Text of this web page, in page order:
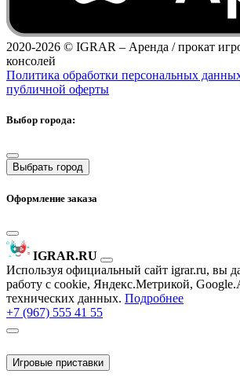
2020-2026 © IGRAR – Аренда / прокат
консолей
Политика обработки персональных
публичной оферты
Выбор города:
Выбрать город
Оформление заказа
IGRAR.RU
Используя официальный сайт igrar.ru, вы
работу с cookie, Яндекс.Метрикой,
технических данных. Подробнее
+7 (967) 555 41 55
Игровые приставки